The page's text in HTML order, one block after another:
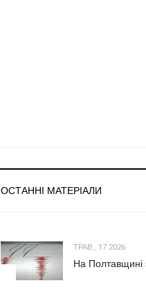
ОСТАННІ МАТЕРІАЛИ
ТРАВ., 17 2026
На Полтавщині